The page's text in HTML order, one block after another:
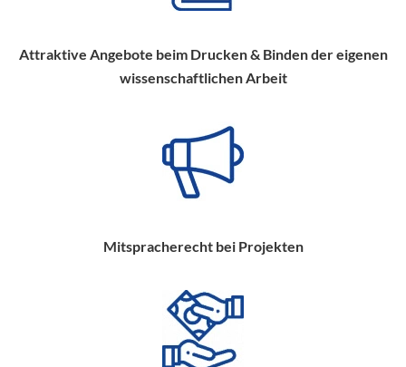
Attraktive Angebote beim Drucken & Binden der eigenen
wissenschaftlichen Arbeit
Mitspracherecht bei Projekten